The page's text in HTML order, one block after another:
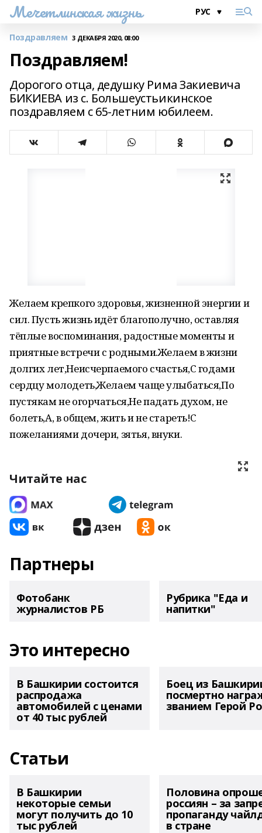
Мечетлинская жизнь
Поздравляем 3 ДЕКАБРЯ 2020, 08:00
Поздравляем!
Дорогого отца, дедушку Рима Закиевича
БИКИЕВА из с. Большеустьикинское
поздравляем с 65-летним юбилеем.
Желаем крепкого здоровья, жизненной энергии и
сил. Пусть жизнь идёт благополучно, оставляя
тёплые воспоминания, радостные моменты и
приятные встречи с родными.Желаем в жизни
долгих лет,Неисчерпаемого счастья,С годами
сердцу молодеть,Желаем чаще улыбаться,По
пустякам не огорчаться,Не падать духом, не
болеть,А, в общем, жить и не стареть!С
пожеланиями дочери, зятья, внуки.
Читайте нас
Партнеры
Фотобанк
журналистов РБ
Рубрика "Еда и
напитки"
Это интересно
В Башкирии состоится
распродажа
автомобилей с ценами
от 40 тыс рублей
Боец из
посмертно
званием Герой
Статьи
В Башкирии
некоторые семьи
могут получить до 10
тыс рублей
Половина
россиян – за
пропаганду
в стране